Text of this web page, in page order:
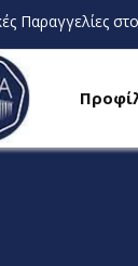
Παραγγελίες